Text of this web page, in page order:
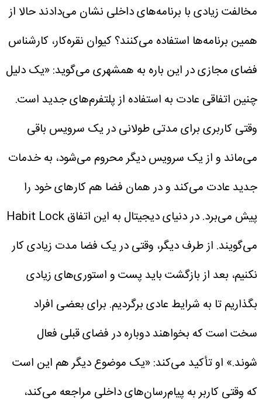
مخالفت زیادی با برنامه‌های داخلی نشان می‌دادند حالا از
همین برنامه‌ها استفاده می‌کنند؟کیوان نقره‌کار، کارشناس
فضای مجازی در این ‌باره به همشهری می‌گوید: «یک دلیل
چنین اتفاقی عادت به استفاده از پلتفرم‌های جدید است.
وقتی کاربری برای مدتی طولانی در یک سرویس باقی
می‌ماند و از یک سرویس دیگر محروم می‌شود، به خدمات
جدید عادت می‌کند و در همان فضا هم کارهای خود را
پیش می‌برد. در دنیای دیجیتال به این اتفاق Habit Lock
می‌گویند. از طرف دیگر، وقتی در یک فضا مدت زیادی کار
نکنیم، بعد از بازگشت باید پست و استوری‌های زیادی
بگذاریم تا به شرایط عادی برگردیم. برای بعضی افراد
سخت است که بخواهند دوباره در فضای قبلی فعال
شوند.» او تأکید می‌کند: «یک موضوع دیگر هم این است
که وقتی کاربر به پیام‌رسان‌های داخلی مراجعه می‌کند،